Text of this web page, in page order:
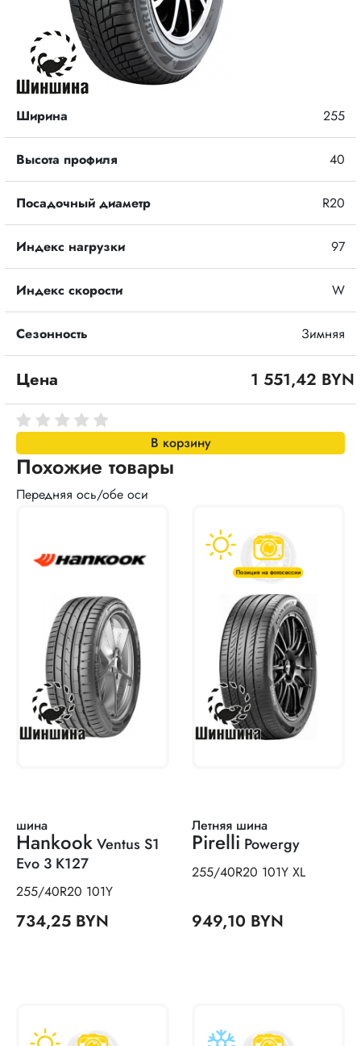
Ширина 255
Высота профиля 40
Посадочный диаметр R20
Индекс нагрузки 97
Индекс скорости W
Сезонность Зимняя
Цена 1 551,42 BYN
В корзину
Похожие товары
Передняя ось/обе оси
шина
HankookVentus S1
Evo 3 K127
255/40R20 101Y
734,25 BYN
Летняя шина
Pirelli Powergy
255/40R20 101Y XL
949,10 BYN